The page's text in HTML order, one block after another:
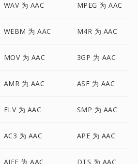
WAV 为 AAC MPEG 为 AAC
WEBM 为 AAC M4R 为 AAC
MOV 为 AAC 3GP 为 AAC
AMR 为 AAC ASF 为 AAC
FLV 为 AAC SMP 为 AAC
AC3 为 AAC APE 为 AAC
AIFF 为 AAC DTS 为 AAC